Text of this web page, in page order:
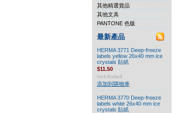
其他精選貨品
其他文具
PANTONE 色版
最新產品
HERMA 3771 Deep-freeze
labels yellow 26x40 mm ice
crystals 貼紙
$11.50
添加到購物車
HERMA 3770 Deep-freeze
labels white 26x40 mm ice
crystals 貼紙